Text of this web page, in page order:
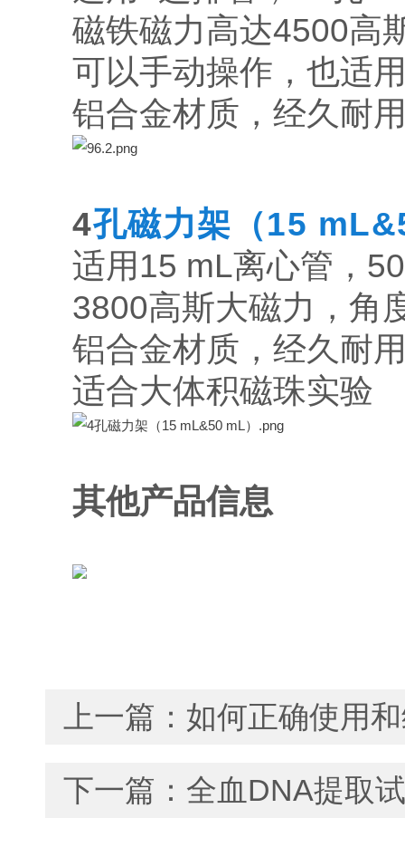
磁铁磁力高达4500高
可以手动操作，也适
铝合金材质，经久耐
4孔磁力架（15
适用15 mL离心管，
3800高斯大磁力，角
铝合金材质，经久耐
适合大体积磁珠实验
其他产品信息
上一篇： 如何正确使用
下一篇： 全血DNA提取